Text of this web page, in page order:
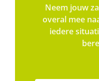
Neem jouw
overal mee
iedere